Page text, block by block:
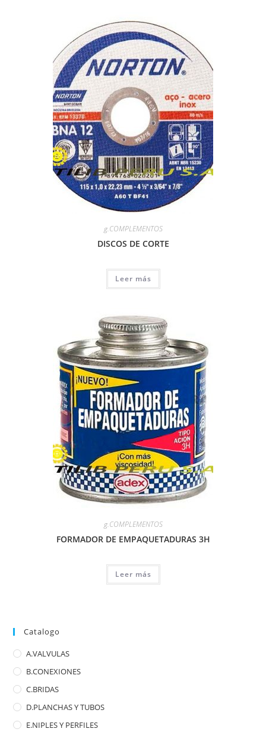
g.COMPLEMENTOS
DISCOS DE CORTE
Leer más
g.COMPLEMENTOS
FORMADOR DE EMPAQUETADURAS 3H
Leer más
Catalogo
A.VALVULAS
B.CONEXIONES
C.BRIDAS
D.PLANCHAS Y TUBOS
E.NIPLES Y PERFILES